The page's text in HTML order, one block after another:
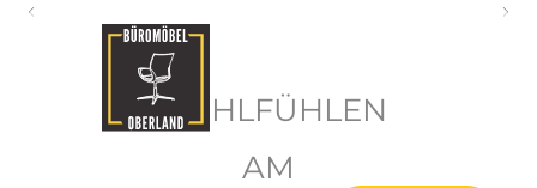
WOHLFÜHLEN
AM